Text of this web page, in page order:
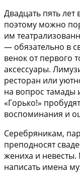
Двадцать пять
поэтому можно
им
— обязательно в
венок от первого
аксессуары.
ресторан или
на вопрос тамады
«Горько!»
воспоминания и
Серебряникам,
преподносят
жениха и невесты.
написать имена